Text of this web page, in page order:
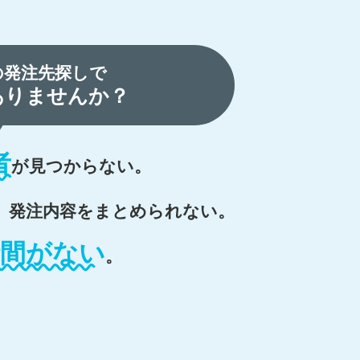
注先探しで
ませんか？
が見つからない。
発注内容をまとめられない。
がない。